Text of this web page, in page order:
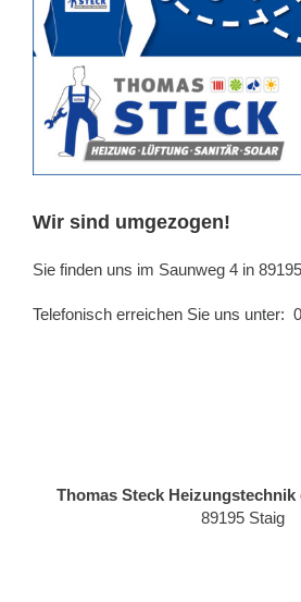
Wir sind umgezogen!
Sie finden uns im Saunweg 4 in
Telefonisch erreichen Sie uns unter:
Thomas Steck Heizungstechnik
89195 Staig